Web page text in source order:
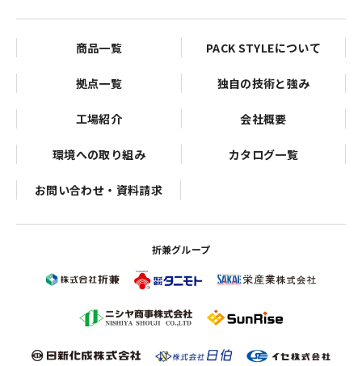
商品一覧 PACK STYLEについて
拠点一覧 独自の技術と強み
工場紹介 会社概要
環境への取り組み カタログ一覧
お問い合わせ・資料請求
折兼グループ